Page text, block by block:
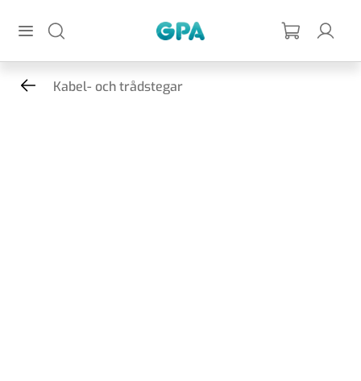
Kabel- och trådstegar